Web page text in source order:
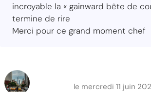
incroyable la « gainward bête de
termine de rire
Merci pour ce grand moment chef
le mercredi 11 juin